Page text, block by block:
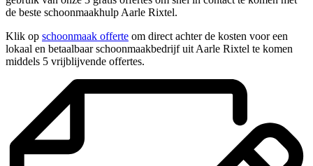
de beste schoonmaakhulp Aarle Rixtel.
Klik op schoonmaak offerte om direct achter de kosten voor een
lokaal en betaalbaar schoonmaakbedrijf uit Aarle Rixtel te komen
middels 5 vrijblijvende offertes.